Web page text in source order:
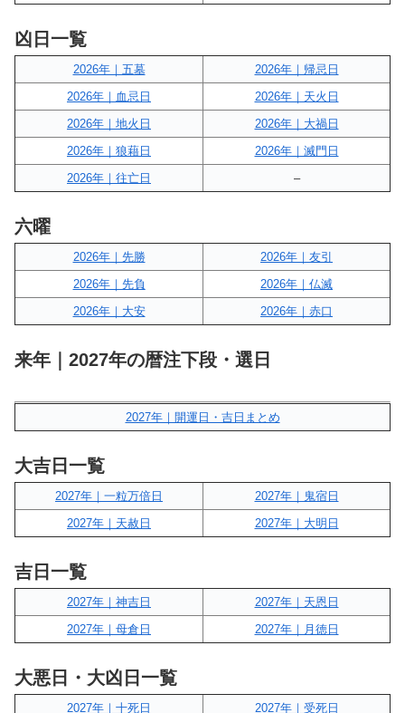
凶日一覧
2026年｜五墓
2026年｜帰忌日
2026年｜血忌日
2026年｜天火日
2026年｜地火日
2026年｜大禍日
2026年｜狼藉日
2026年｜滅門日
2026年｜往亡日
–
六曜
2026年｜先勝
2026年｜友引
2026年｜先負
2026年｜仏滅
2026年｜大安
2026年｜赤口
来年｜2027年の暦注下段・選日
2027年｜開運日・吉日まとめ
大吉日一覧
2027年｜一粒万倍日
2027年｜鬼宿日
2027年｜天赦日
2027年｜大明日
吉日一覧
2027年｜神吉日
2027年｜天恩日
2027年｜母倉日
2027年｜月徳日
大悪日・大凶日一覧
2027年｜十死日
2027年｜受死日